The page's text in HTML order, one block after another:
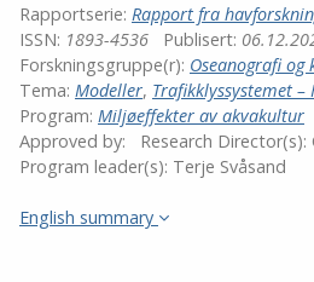
Rapportserie: Rapport fra
ISSN: 1893-4536 Publisert:
Forskningsgruppe(r): Oseanografi og
Tema: Modeller, Trafikklyssystemet –
Program: Miljøeffekter av akvakultur
Approved by:
Research Director(s):
Program leader(s): Terje Svåsand
English summary